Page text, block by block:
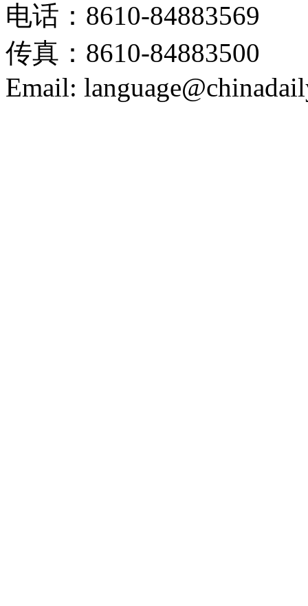
电话：8610-84883569
传真：8610-84883500
Email: